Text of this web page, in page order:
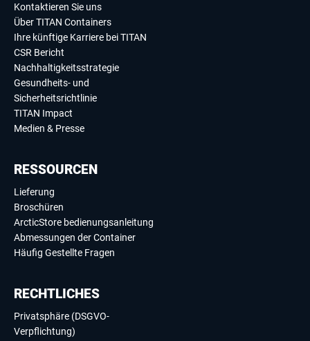
Kontaktieren Sie uns
Über TITAN Containers
Ihre künftige Karriere bei TITAN
CSR Bericht
Nachhaltigkeitsstrategie
Gesundheits- und
Sicherheitsrichtlinie
TITAN Impact
Medien & Presse
RESSOURCEN
Lieferung
Broschüren
ArcticStore bedienungsanleitung
Abmessungen der Container
Häufig Gestellte Fragen
RECHTLICHES
Privatsphäre (DSGVO-
Verpflichtung)